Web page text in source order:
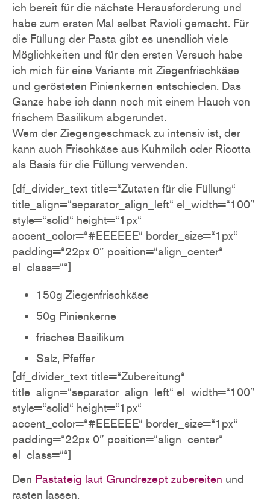
ich bereit für die nächste Herausforderung und
habe zum ersten Mal selbst Ravioli gemacht. Für
die Füllung der Pasta gibt es unendlich viele
Möglichkeiten und für den ersten Versuch habe
ich mich für eine Variante mit Ziegenfrischkäse
und gerösteten Pinienkernen entschieden. Das
Ganze habe ich dann noch mit einem Hauch von
frischem Basilikum abgerundet.
Wem der Ziegengeschmack zu intensiv ist, der
kann auch Frischkäse aus Kuhmilch oder Ricotta
als Basis für die Füllung verwenden.
[df_divider_text title=“Zutaten für die Füllung“
title_align=“separator_align_left“ el_width=“100″
style=“solid“ height=“1px“
accent_color=“#EEEEEE“ border_size=“1px“
padding=“22px 0″ position=“align_center“
el_class=““]
150g Ziegenfrischkäse
50g Pinienkerne
frisches Basilikum
Salz, Pfeffer
[df_divider_text title=“Zubereitung“
title_align=“separator_align_left“ el_width=“100″
style=“solid“ height=“1px“
accent_color=“#EEEEEE“ border_size=“1px“
padding=“22px 0″ position=“align_center“
el_class=““]
Den Pastateig laut Grundrezept zubereiten und
rasten lassen.